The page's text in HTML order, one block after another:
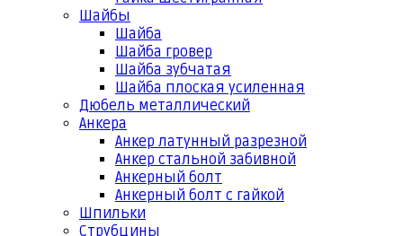
Шайбы
Шайба
Шайба гровер
Шайба зубчатая
Шайба плоская усиленная
Дюбель металлический
Анкера
Анкер латунный разрезной
Анкер стальной забивной
Анкерный болт
Анкерный болт с гайкой
Шпильки
Струбцины